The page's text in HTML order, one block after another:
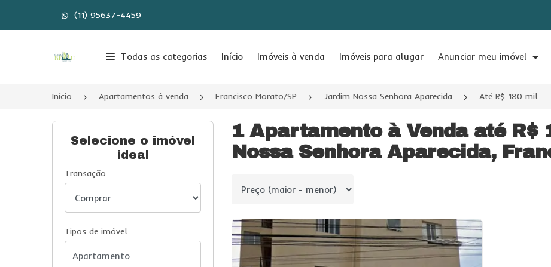
(11) 95637-4459
Página inicial
Todas as categorias Início Imóveis à venda Imóveis para alugar Anunciar meu imóvel
Início Apartamentos à venda Francisco Morato/SP Jardim Nossa Senhora Aparecida Até R$ 180 mil
Selecione o imóvel
ideal
Transação
Tipos de imóvel
1 Apartamento à Venda até R$
Nossa Senhora Aparecida,
Ordenar por